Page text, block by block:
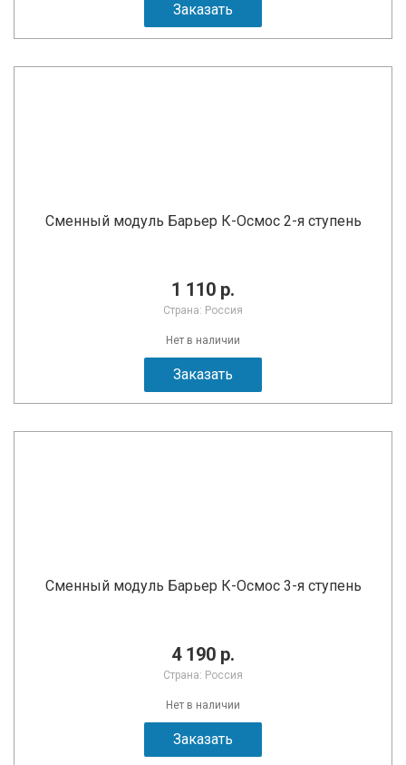
Заказать
Сменный модуль Барьер К-Осмос 2-я ступень
1 110 р.
Страна: Россия
Нет в наличии
Заказать
Сменный модуль Барьер К-Осмос 3-я ступень
4 190 р.
Страна: Россия
Нет в наличии
Заказать